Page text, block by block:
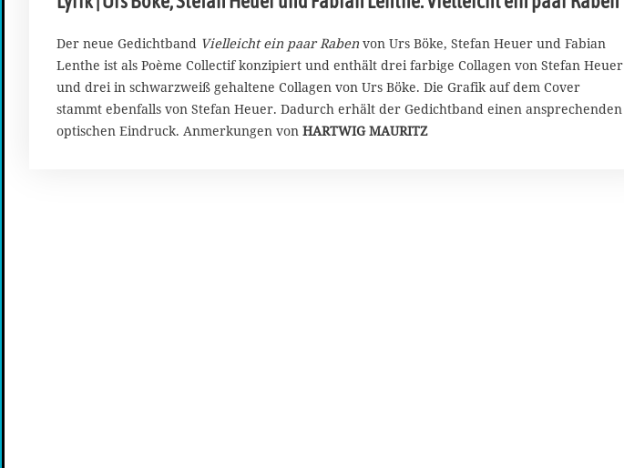
M
i
2
2
3
Der neue Gedichtband Vielleicht ein paar Raben von Urs Böke, Stefan Heuer und Fabian
Lenthe ist als Poème Collectif konzipiert und enthält drei farbige Collagen von Stefan Heuer
und drei in schwarzweiß gehaltene Collagen von Urs Böke. Die Grafik auf dem Cover
stammt ebenfalls von Stefan Heuer. Dadurch erhält der Gedichtband einen ansprechenden
optischen Eindruck. Anmerkungen von HARTWIG MAURITZ